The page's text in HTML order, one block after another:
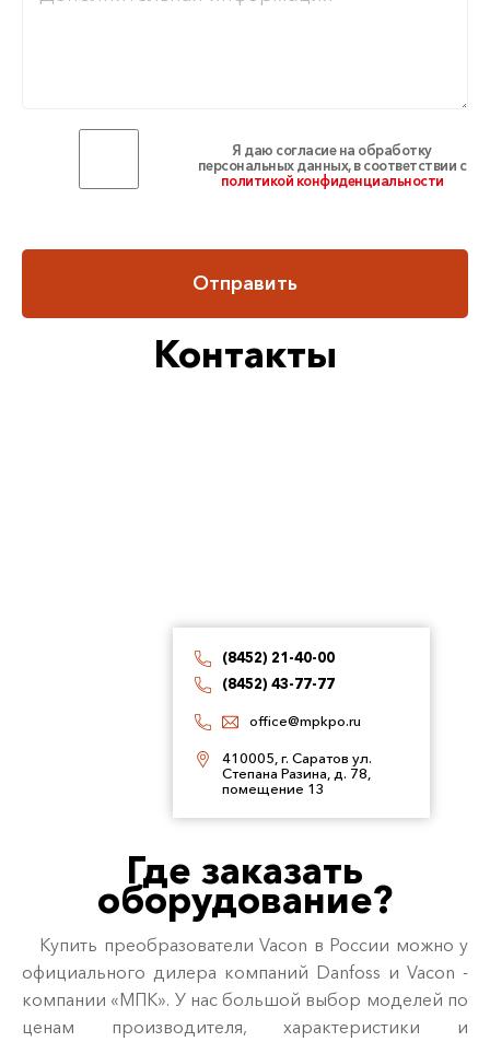
Я даю согласие на обработку
персональных данных, в соответствии с
политикой конфиденциальности
Отправить
Контакты
(8452) 21-40-00
(8452) 43-77-77
office@mpkpo.ru
410005, г. Саратов ул.
Степана Разина, д. 78,
помещение 13
Где заказать
оборудование?
Купить преобразователи Vacon в России можно у
официального дилера компаний Danfoss и Vacon -
компании «МПК». У нас большой выбор моделей по
ценам производителя, характеристики и